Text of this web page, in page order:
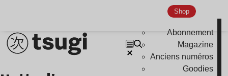
Shop
Abonnement
Magazine
Anciens numéros
Goodies